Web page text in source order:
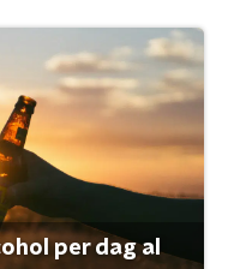
per dag al